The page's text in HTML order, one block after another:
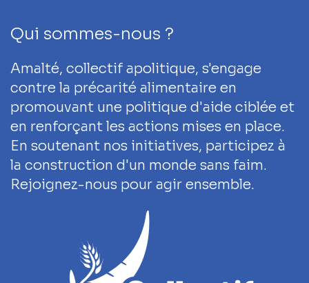
Qui sommes-nous ?
Amalté, collectif apolitique, s'engage
contre la précarité alimentaire en
promouvant une politique d'aide ciblée et
en renforçant les actions mises en place.
En soutenant nos initiatives, participez à
la construction d'un monde sans faim.
Rejoignez-nous pour agir ensemble.